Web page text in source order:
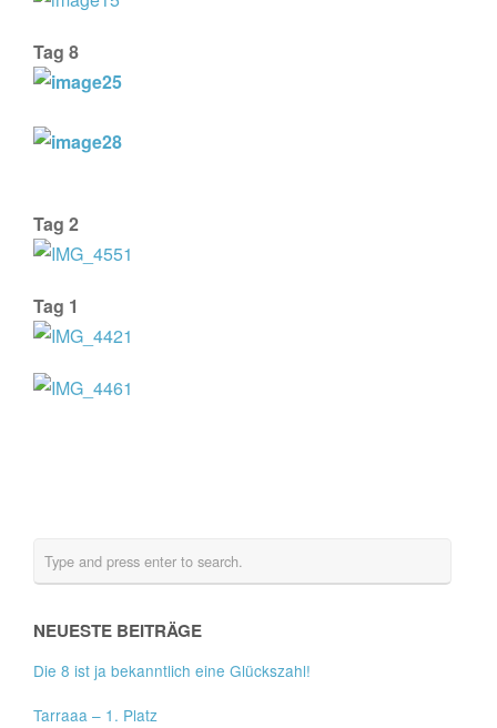
Tag 8
Tag 2
Tag 1
NEUESTE BEITRÄGE
Die 8 ist ja bekanntlich eine Glückszahl!
Tarraaa – 1. Platz